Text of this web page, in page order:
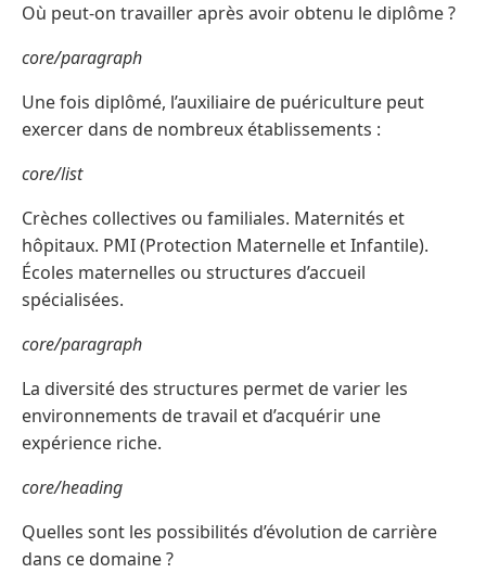
Où peut-on travailler après avoir obtenu le diplôme ?
core/paragraph
Une fois diplômé, l’auxiliaire de puériculture peut
exercer dans de nombreux établissements :
core/list
Crèches collectives ou familiales. Maternités et
hôpitaux. PMI (Protection Maternelle et Infantile).
Écoles maternelles ou structures d’accueil
spécialisées.
core/paragraph
La diversité des structures permet de varier les
environnements de travail et d’acquérir une
expérience riche.
core/heading
Quelles sont les possibilités d’évolution de carrière
dans ce domaine ?